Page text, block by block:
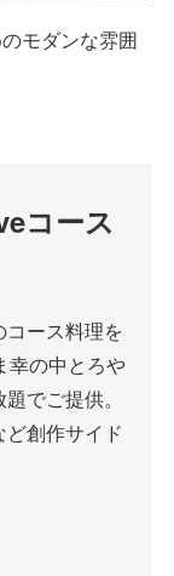
モダンな雰囲
コース
ース料理を
幸の中とろや
でご提供。
創作サイド